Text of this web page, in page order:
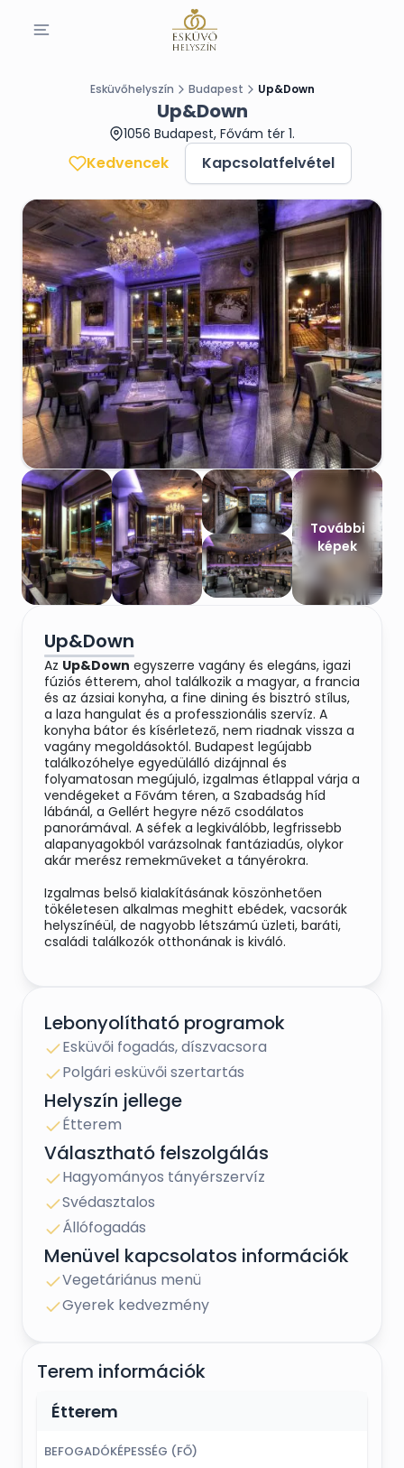
Esküvőhelyszín Budapest Up&Down
Up&Down
1056 Budapest, Fővám tér 1.
Kedvencek Kapcsolatfelvétel
További
képek
Up&Down
Az Up&Down egyszerre vagány és elegáns, igazi
fúziós étterem, ahol találkozik a magyar, a francia
és az ázsiai konyha, a fine dining és bisztró stílus,
a laza hangulat és a professzionális szervíz. A
konyha bátor és kísérletező, nem riadnak vissza a
vagány megoldásoktól. Budapest legújabb
találkozóhelye egyedülálló dizájnnal és
folyamatosan megújuló, izgalmas étlappal várja a
vendégeket a Fővám téren, a Szabadság híd
lábánál, a Gellért hegyre néző csodálatos
panorámával. A séfek a legkiválóbb, legfrissebb
alapanyagokból varázsolnak fantáziadús, olykor
akár merész remekműveket a tányérokra.
Izgalmas belső kialakításának köszönhetően
tökéletesen alkalmas meghitt ebédek, vacsorák
helyszínéül, de nagyobb létszámú üzleti, baráti,
családi találkozók otthonának is kiváló.
Lebonyolítható programok
Esküvői fogadás, díszvacsora
Polgári esküvői szertartás
Helyszín jellege
Étterem
Választható felszolgálás
Hagyományos tányérszervíz
Svédasztalos
Állófogadás
Menüvel kapcsolatos információk
Vegetáriánus menü
Gyerek kedvezmény
Terem információk
Étterem
BEFOGADÓKÉPESSÉG (FŐ)